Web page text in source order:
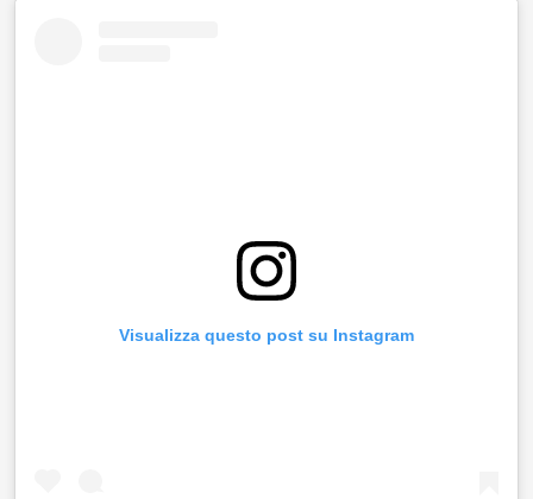
Visualizza questo post su Instagram